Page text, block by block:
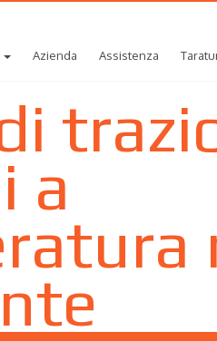
Azienda Assistenza
a